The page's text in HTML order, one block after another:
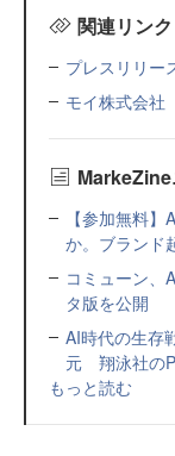
関連リンク
プレスリリー
モイ株式会社
【参加無料
か。ブランド
コミューン、
タ版を公開
AI時代の生存
元 翔泳社の
もっと読む